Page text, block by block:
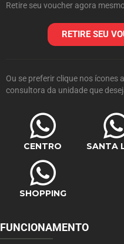
Retire seu voucher agora
RETIRE SEU
Ou se preferir clique nos ícones
consultora da unidade que
CENTRO SANTA
SHOPPING
FUNCIONAMENTO